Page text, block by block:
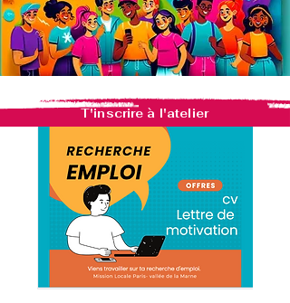
T'inscrire à l'atelier